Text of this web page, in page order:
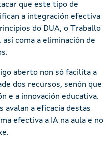
que este tipo de
a integración efectiva
do DUA, o Traballo
coma a eliminación de
aberto non só facilita a
dos recursos, senón que
e a innovación educativa.
avalan a eficacia destas
efectiva a IA na aula e no